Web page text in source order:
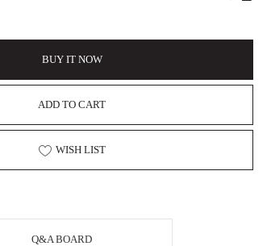
BUY IT NOW
ADD TO CART
WISH LIST
Q&A BOARD